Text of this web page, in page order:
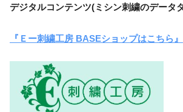
デジタルコンテンツ(ミシン刺繍のデータ
『Ｅー刺繍工房 BASEショップはこちら』